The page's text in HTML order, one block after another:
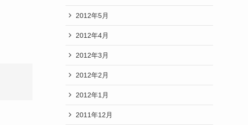
2012年5月
2012年4月
2012年3月
2012年2月
2012年1月
2011年12月